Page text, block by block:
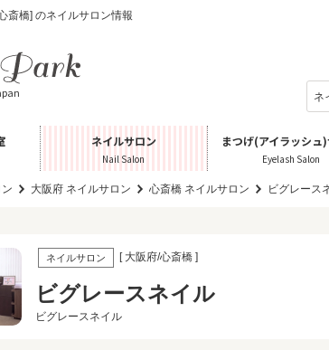
斎橋] のネイルサロン情報
ネイルサロン
Nail Salon
まつげ(アイラッシュ
Eyelash Salon
大阪府 ネイルサロン 心斎橋 ネイルサロン ビグレース
ネイルサロン [ 大阪府/心斎橋 ]
ビグレースネイル
ビグレースネイル